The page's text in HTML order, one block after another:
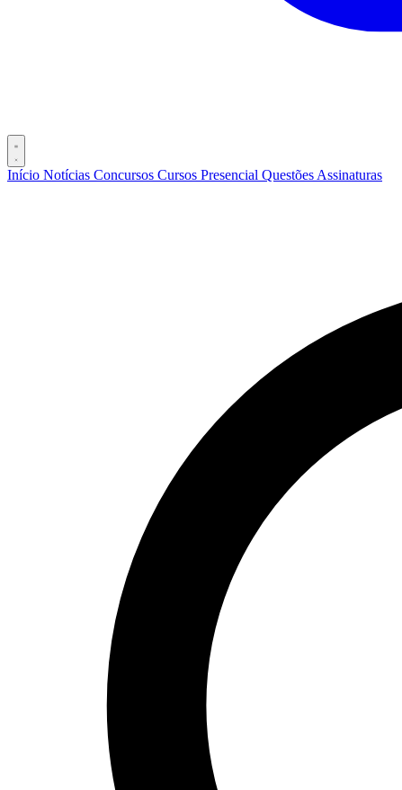
Início Notícias Concursos Cursos Presencial Questões Assinaturas